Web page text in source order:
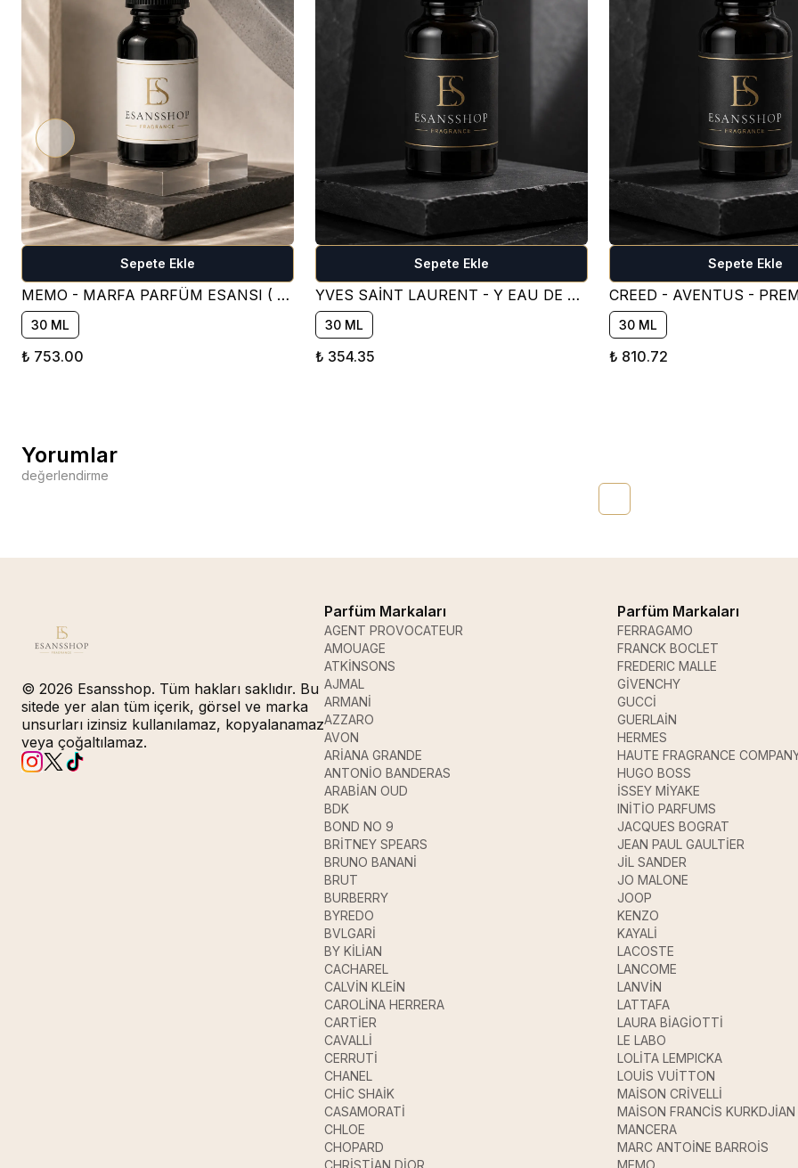
Sepete Ekle
MEMO - MARFA PARFÜM ESANSI ( ÇİÇEKSİ )
30 ML
₺ 753.00
Sepete Ekle
YVES SAİNT LAURENT - Y EAU DE PARFUM PARFÜM ESANSI ( TATLI )
30 ML
₺ 354.35
Sepete Ekle
30 ML
₺ 810.72
Yorumlar
değerlendirme
© 2026 Esansshop. Tüm hakları saklıdır. Bu
sitede yer alan tüm içerik, görsel ve marka
unsurları izinsiz kullanılamaz, kopyalanamaz
veya çoğaltılamaz.
Parfüm Markaları
AGENT PROVOCATEUR
AMOUAGE
ATKİNSONS
AJMAL
ARMANİ
AZZARO
AVON
ARİANA GRANDE
ANTONİO BANDERAS
ARABİAN OUD
BDK
BOND NO 9
BRİTNEY SPEARS
BRUNO BANANİ
BRUT
BURBERRY
BYREDO
BVLGARİ
BY KİLİAN
CACHAREL
CALVİN KLEİN
CAROLİNA HERRERA
CARTİER
CAVALLİ
CERRUTİ
CHANEL
CHİC SHAİK
CASAMORATİ
CHLOE
CHOPARD
Parfüm Markaları
FERRAGAMO
FRANCK BOCLET
FREDERIC MALLE
GİVENCHY
GUCCİ
GUERLAİN
HERMES
HAUTE FRAGRANCE
HUGO BOSS
İSSEY MİYAKE
INİTİO PARFUMS
JACQUES BOGRAT
JEAN PAUL GAULTİER
JİL SANDER
JO MALONE
JOOP
KENZO
KAYALİ
LACOSTE
LANCOME
LANVİN
LATTAFA
LAURA BİAGİOTTİ
LE LABO
LOLİTA LEMPICKA
LOUİS VUİTTON
MAİSON CRİVELLİ
MAİSON FRANCİS KURKDJİAN
MANCERA
MARC ANTOİNE BARROİS